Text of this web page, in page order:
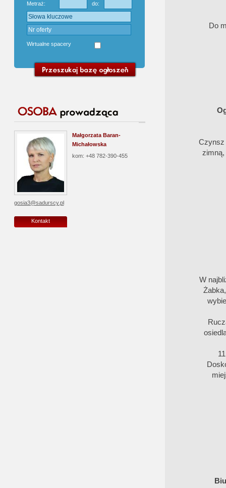
Metraż: do:
Wirtualne spacery
Małgorzata Baran-
Michałowska
kom: +48 782-390-455
gosia3@sadurscy.pl
Kontakt
Do
Czynsz
W